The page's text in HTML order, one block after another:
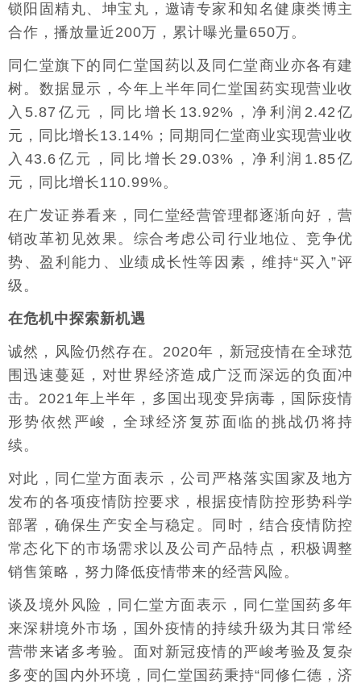
锁阳固精丸、坤宝丸，邀请专家和知名健康类博主
合作，播放量近200万，累计曝光量650万。
同仁堂旗下的同仁堂国药以及同仁堂商业亦各有建
树。数据显示，今年上半年同仁堂国药实现营业收
入5.87亿元，同比增长13.92%，净利润2.42亿
元，同比增长13.14%；同期同仁堂商业实现营业收
入43.6亿元，同比增长29.03%，净利润1.85亿
元，同比增长110.99%。
在广发证券看来，同仁堂经营管理都逐渐向好，营
销改革初见效果。综合考虑公司行业地位、竞争优
势、盈利能力、业绩成长性等因素，维持“买入”评
级。
在危机中探索新机遇
诚然，风险仍然存在。2020年，新冠疫情在全球范
围迅速蔓延，对世界经济造成广泛而深远的负面冲
击。2021年上半年，多国出现变异病毒，国际疫情
形势依然严峻，全球经济复苏面临的挑战仍将持
续。
对此，同仁堂方面表示，公司严格落实国家及地方
发布的各项疫情防控要求，根据疫情防控形势科学
部署，确保生产安全与稳定。同时，结合疫情防控
常态化下的市场需求以及公司产品特点，积极调整
销售策略，努力降低疫情带来的经营风险。
谈及境外风险，同仁堂方面表示，同仁堂国药多年
来深耕境外市场，国外疫情的持续升级为其日常经
营带来诸多考验。面对新冠疫情的严峻考验及复杂
多变的国内外环境，同仁堂国药秉持“同修仁德，济